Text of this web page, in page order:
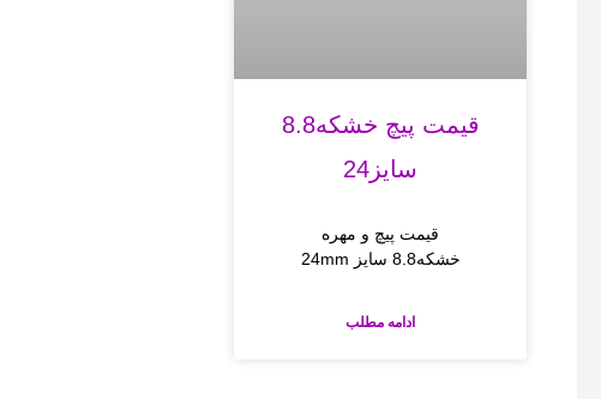
قیمت پیچ خشکه8.8
سایز24
قیمت پیچ و مهره
خشکه8.8 سایز 24mm
ادامه مطلب